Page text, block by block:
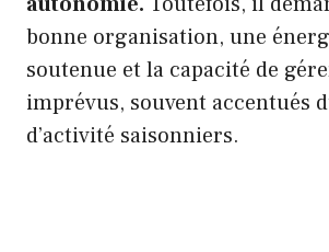
bonne organisation, une
soutenue et la capacité de
imprévus, souvent accentués
d’activité saisonniers.